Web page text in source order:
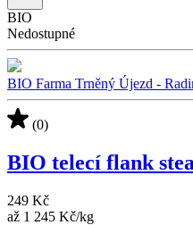
BIO
Nedostupné
BIO Farma Trněný Újezd -
(0)
BIO telecí flank
249 Kč
až 1 245 Kč/kg